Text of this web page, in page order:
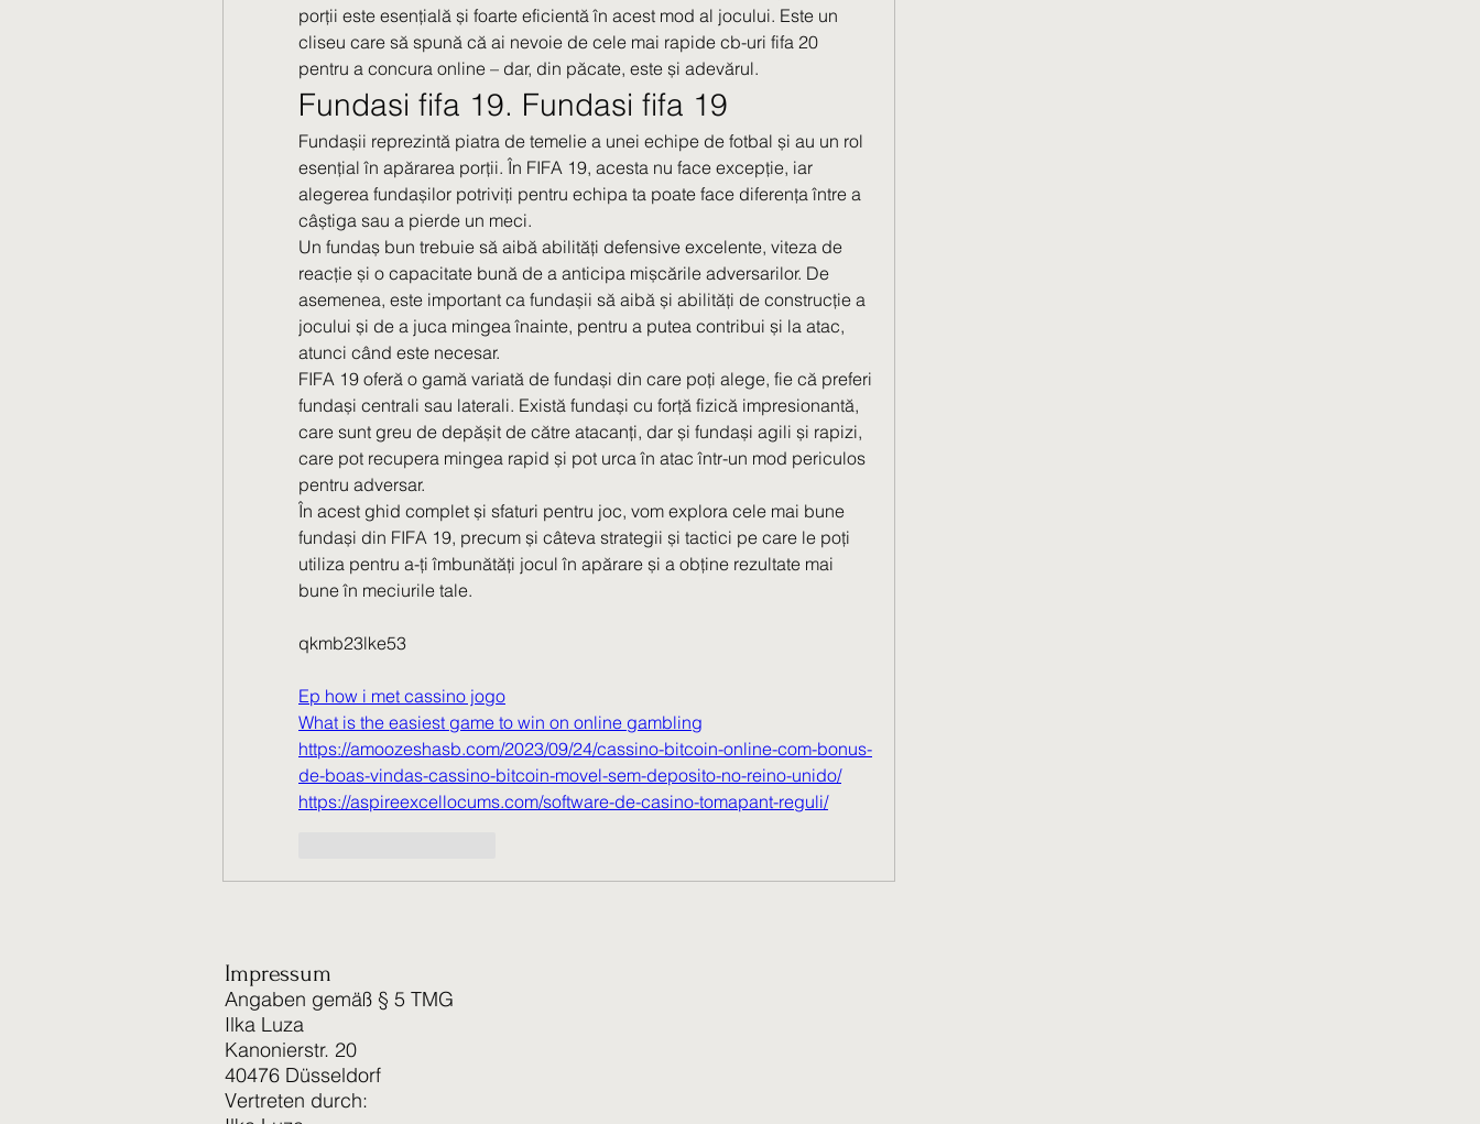
porții este esențială și foarte eficientă în acest mod al jocului. Este un
cliseu care să spună că ai nevoie de cele mai rapide cb-uri fifa 20
pentru a concura online – dar, din păcate, este și adevărul.
Fundasi fifa 19. Fundasi fifa 19
Fundașii reprezintă piatra de temelie a unei echipe de fotbal și au un rol
esențial în apărarea porții. În FIFA 19, acesta nu face excepție, iar
alegerea fundașilor potriviți pentru echipa ta poate face diferența între a
câștiga sau a pierde un meci.
Un fundaș bun trebuie să aibă abilități defensive excelente, viteza de
reacție și o capacitate bună de a anticipa mișcările adversarilor. De
asemenea, este important ca fundașii să aibă și abilități de construcție a
jocului și de a juca mingea înainte, pentru a putea contribui și la atac,
atunci când este necesar.
FIFA 19 oferă o gamă variată de fundași din care poți alege, fie că preferi
fundași centrali sau laterali. Există fundași cu forță fizică impresionantă,
care sunt greu de depășit de către atacanți, dar și fundași agili și rapizi,
care pot recupera mingea rapid și pot urca în atac într-un mod periculos
pentru adversar.
În acest ghid complet și sfaturi pentru joc, vom explora cele mai bune
fundași din FIFA 19, precum și câteva strategii și tactici pe care le poți
utiliza pentru a-ți îmbunătăți jocul în apărare și a obține rezultate mai
bune în meciurile tale.
qkmb23lke53
Ep how i met cassino jogo
What is the easiest game to win on online gambling
https://amoozeshasb.com/2023/09/24/cassino-bitcoin-online-com-bonus-
de-boas-vindas-cassino-bitcoin-movel-sem-deposito-no-reino-unido/
https://aspireexcellocums.com/software-de-casino-tomapant-reguli/
Impressum
Angaben gemäß § 5 TMG
Ilka Luza
Kanonierstr. 20
40476 Düsseldorf
Vertreten durch: